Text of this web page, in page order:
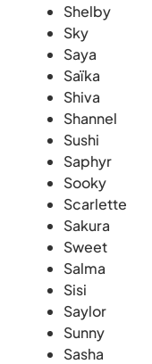
Shelby
Sky
Saya
Saïka
Shiva
Shannel
Sushi
Saphyr
Sooky
Scarlette
Sakura
Sweet
Salma
Sisi
Saylor
Sunny
Sasha